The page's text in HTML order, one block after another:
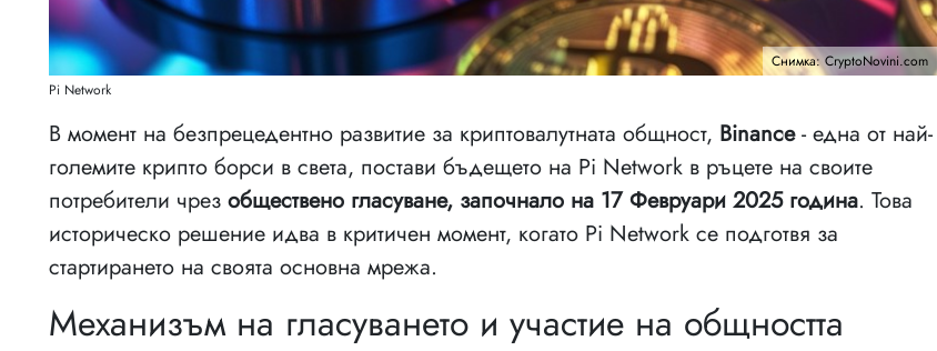
Снимка: CryptoNovini.com
Pi Network
В момент на безпрецедентно развитие за криптовалутната общност, Binance- една от най-
големите крипто борси в света, постави бъдещето на Pi Network в ръцете на своите
потребители чрез обществено гласуване, започнало на 17 Февруари 2025 година. Това
историческо решение идва в критичен момент, когато Pi Network се подготвя за
стартирането на своята основна мрежа.
Механизъм на гласуването и участие на общността